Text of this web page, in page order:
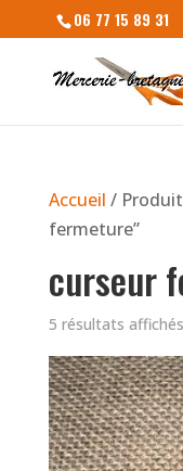
06 77 15 89 31
Accueil /
fermeture”
curseur
5 résultats affichés